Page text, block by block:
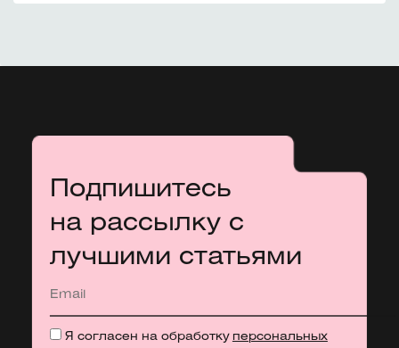
Подпишитесь
на рассылку с
лучшими статьями
Я согласен на обработку персональных